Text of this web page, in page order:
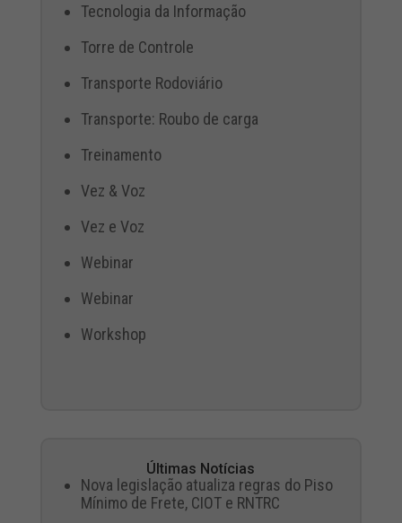
Tecnologia da Informação
Torre de Controle
Transporte Rodoviário
Transporte: Roubo de carga
Treinamento
Vez & Voz
Vez e Voz
Webinar
Webinar
Workshop
Últimas Notícias
Nova legislação atualiza regras do Piso
Mínimo de Frete, CIOT e RNTRC